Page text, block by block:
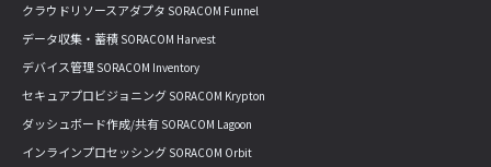
クラウドリソースアダプタ SORACOM Funnel
データ収集・蓄積 SORACOM Harvest
デバイス管理 SORACOM Inventory
セキュアプロビジョニング SORACOM Krypton
ダッシュボード作成/共有 SORACOM Lagoon
インラインプロセッシング SORACOM Orbit